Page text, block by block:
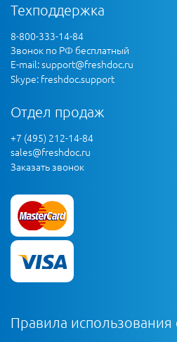
Техподдержка
8-800-333-14-84
Звонок по РФ бесплатный
E-mail:support@freshdoc.ru
Skype: freshdoc.support
Отдел продаж
+7 (495) 212-14-84
sales@freshdoc.ru
Заказать звонок
Правила использования